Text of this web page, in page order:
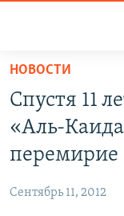
Перейти
основному
содержанию
основной
навигации
НОВОСТИ
ЭКОНОМИКА
НОВОСТИ
Спустя 11
«Аль-
перемирие
Сентябрь 11, 2012